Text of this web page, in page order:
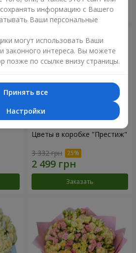
Заказать
Цветы в коробке "Престиж"
3 332 грн
Заказать
информацию с Вашего
Ваши персональные
могут использовать Ваши
законного интереса. Вы можете
позже по ссылке внизу страницы.
Принять все
Настройки